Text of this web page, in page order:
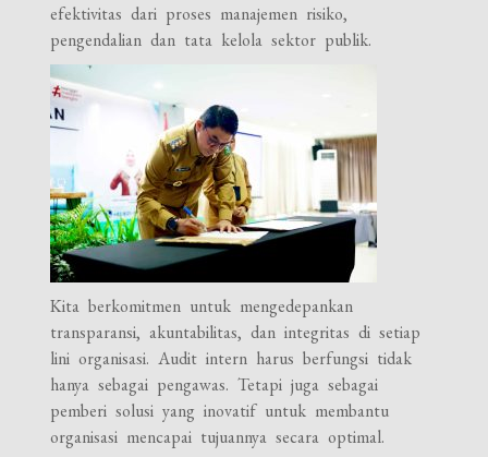
efektivitas dari proses manajemen risiko,
pengendalian dan tata kelola sektor publik.
Kita berkomitmen untuk mengedepankan
transparansi, akuntabilitas, dan integritas di setiap
lini organisasi. Audit intern harus berfungsi tidak
hanya sebagai pengawas. Tetapi juga sebagai
pemberi solusi yang inovatif untuk membantu
organisasi mencapai tujuannya secara optimal.